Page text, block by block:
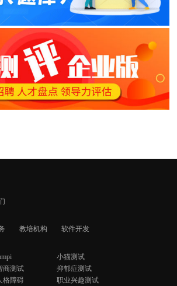
教培机构
软件开发
小猫测试
商测试
抑郁症测试
格障碍
职业兴趣测试